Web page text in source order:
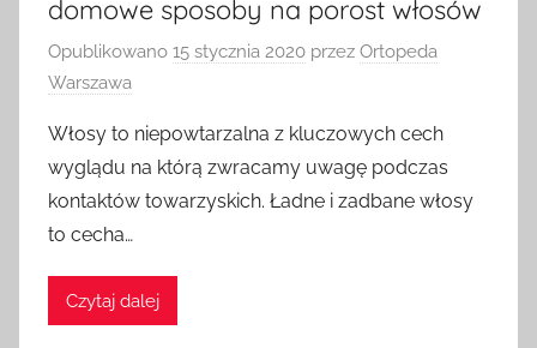
domowe sposoby na porost włosów
Opublikowano 15 stycznia 2020 przez Ortopeda
Warszawa
Włosy to niepowtarzalna z kluczowych cech
wyglądu na którą zwracamy uwagę podczas
kontaktów towarzyskich. Ładne i zadbane włosy
to cecha…
Czytaj dalej